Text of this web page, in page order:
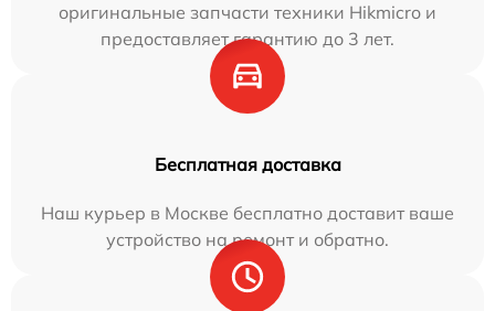
оригинальные запчасти техники Hikmicro и
предоставляет гарантию до 3 лет.
Бесплатная доставка
Наш курьер в Москве бесплатно доставит ваше
устройство на ремонт и обратно.